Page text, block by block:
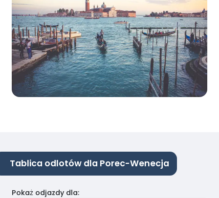
Tablica odlotów dla Porec-Wenecja
Pokaż odjazdy dla: